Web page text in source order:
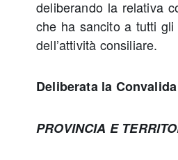
deliberando la relativa
che ha sancito a tutti gli
dell’attività consiliare.
Deliberata la
PROVINCIA E